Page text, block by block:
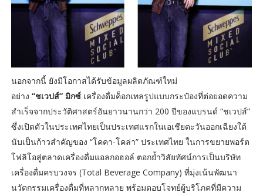
นอกจากนี้ ยังมีโอกาสได้รับข้อมูลผลิตภัณฑ์ใหม่
อย่าง “ชเวปส์” มิกซ์เครื่องดื่มค็อกเทลรูปแบบกระป๋องที่ต่อยอดความ
สำเร็จจากประวัติศาสตร์อันยาวนานกว่า 200 ปีของแบรนด์ “ชเวปส์”
ซึ่งเปิดตัวในประเทศไทยเป็นประเทศแรกในเอเชียตะวันออกเฉียงใต้
นับเป็นก้าวสำคัญของ “โคคา-โคล่า” ประเทศไทย ในการขยายพอร์ต
โฟลิโอสู่ตลาดเครื่องดื่มแอลกอฮอล์ ตอกย้ำวิสัยทัศน์การเป็นบริษัท
เครื่องดื่มครบวงจร (Total Beverage Company) ที่มุ่งเน้นพัฒนา
นวัตกรรมเครื่องดื่มที่หลากหลาย พร้อมตอบโจทย์ผู้บริโภคที่มีความ